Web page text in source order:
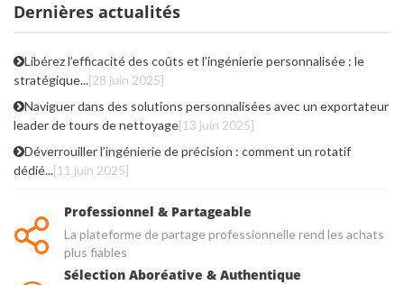
Dernières actualités
Libérez l’efficacité des coûts et l’ingénierie personnalisée : le
stratégique...[28 juin 2025]
Naviguer dans des solutions personnalisées avec un exportateur
leader de tours de nettoyage[13 juin 2025]
Déverrouiller l’ingénierie de précision : comment un rotatif
dédié...[11 juin 2025]
Professionnel & Partageable
La plateforme de partage professionnelle rend les achats
plus fiables
Sélection Aboréative & Authentique